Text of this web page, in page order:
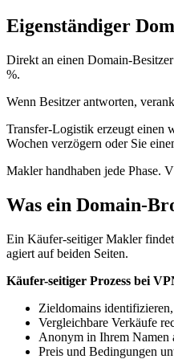
Eigenständiger
Direkt an einen Domain-
%.
Wenn Besitzer antworten,
Transfer-Logistik erzeugt einen
Wochen verzögern oder Sie
Makler handhaben jede Phase.
Was ein Domain-
Ein Käufer-seitiger Makler
agiert auf beiden Seiten.
Käufer-seitiger Prozess bei
Zieldomains
Vergleichbare Verkäufe
Anonym in Ihrem Namen
Preis und Bedingungen